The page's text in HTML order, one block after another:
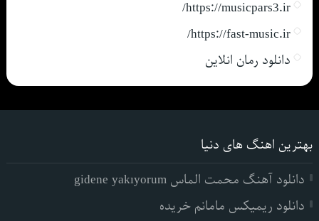
https://musicpars3.ir/
https://fast-music.ir/
دانلود رمان انلاین
بهترین اهنگ های دنیا
دانلود آهنگ محمت الماس gidene yakıyorum
دانلود ریمیکس مامانم خریده